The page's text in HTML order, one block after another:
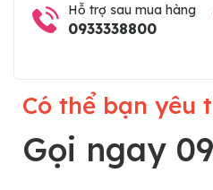
Hỗ trợ sau mua hàng
0933338800
Có thể bạn yêu
Gọi ngay